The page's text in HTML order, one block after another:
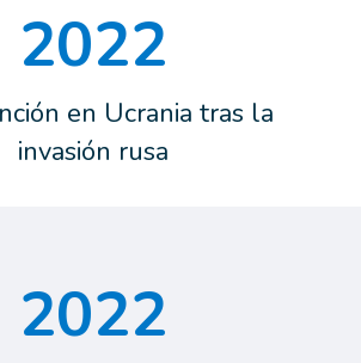
2022
en Ucrania tras la
invasión rusa
2022